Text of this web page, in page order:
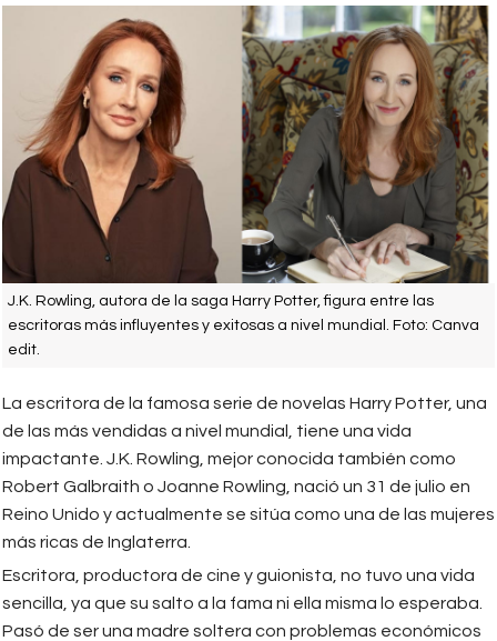
J.K. Rowling, autora de la saga Harry Potter, figura entre las
escritoras más influyentes y exitosas a nivel mundial. Foto: Canva
edit.
La escritora de la famosa serie de novelas Harry Potter, una
de las más vendidas a nivel mundial, tiene una vida
impactante. J.K. Rowling, mejor conocida también como
Robert Galbraith o Joanne Rowling, nació un 31 de julio en
Reino Unido y actualmente se sitúa como una de las mujeres
más ricas de Inglaterra.
Escritora, productora de cine y guionista, no tuvo una vida
sencilla, ya que su salto a la fama ni ella misma lo esperaba.
Pasó de ser una madre soltera con problemas económicos